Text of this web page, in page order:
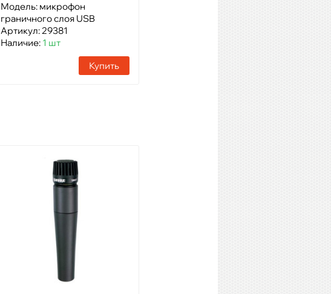
Модель: микрофон
граничного слоя USB
Артикул: 29381
Наличие: 1 шт
Купить